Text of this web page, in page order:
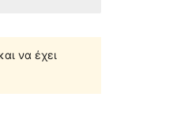
να έχει